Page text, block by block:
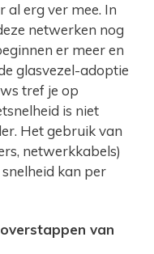
al erg ver mee. In
netwerken nog
er meer en
glasvezel-adoptie
tref je op
is niet
Het gebruik van
netwerkkabels)
kan per
van